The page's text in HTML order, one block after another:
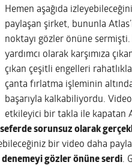
Hemen aşağıda
paylaşan şirket, bununla
noktayı gözler önüne
yardımcı olarak karşımıza
çıkan çeşitli engelleri
çanta fırlatma işleminin
başarıyla kalkabiliyordu.
etkileyici bir takla ile kapatan
sorunsuz olarak
bir video daha
denemeyi gözler önüne serdi.